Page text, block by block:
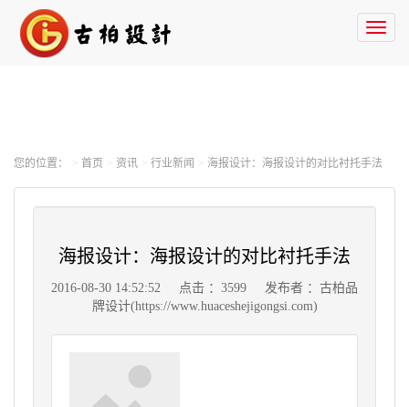
您的位置： 首页 资讯 行业新闻 海报设计：海报设计的对比衬托手法
海报设计：海报设计的对比衬托手法
2016-08-30 14:52:52 点击 ：3599
发布者 ：古柏品
牌设计(https://www.huaceshejigongsi.com)